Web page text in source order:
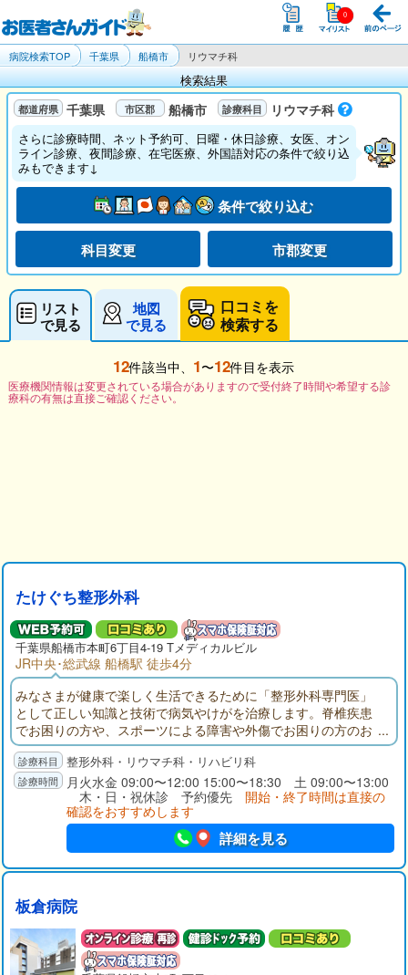
病院検索TOP 千葉県 船橋市 リウマチ科
検索結果
千葉県 船橋市 リウマチ科
さらに診療時間、ネット予約可、日曜・休日診療、女医、オン
ライン診療、夜間診療、在宅医療、外国語対応の条件で絞り込
みもできます↓
条件で絞り込む
科目変更 市郡変更
リスト
で見る
地図
で見る
口コミを
検索する
12件該当中、 1〜12件目を表示
医療機関情報は変更されている場合がありますので受付終了時間や希望する診
療科の有無は直接ご確認ください。
たけぐち整形外科
千葉県船橋市本町6丁目4-19 Tメディカルビル
JR中央･総武線 船橋駅 徒歩4分
みなさまが健康で楽しく生活できるために「整形外科専門医」
として正しい知識と技術で病気やけがを治療します。脊椎疾患
でお困りの方や、スポーツによる障害や外傷でお困りの方のお
役にも立てるよう、スタッフとともにご協力させていただきま
す。
整形外科・リウマチ科・リハビリ科
月火水金 09:00〜12:00 15:00〜18:30 土 09:00〜13:00
木・日・祝休診 予約優先 開始・終了時間は直接の
確認をおすすめします
詳細を見る
板倉病院